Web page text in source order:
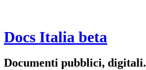
Docs Italia beta
Documenti pubblici, digitali.